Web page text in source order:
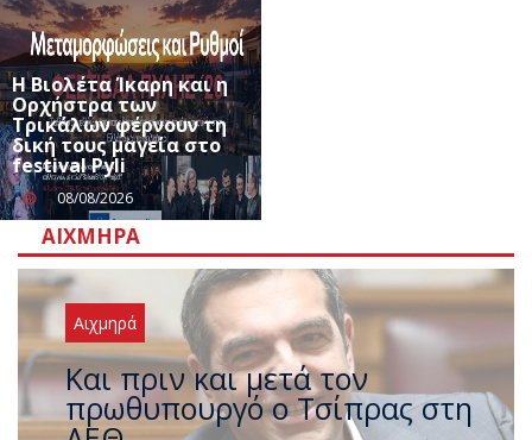
Η Βιολέτα Ίκαρη και η
Ορχήστρα των
Τρικάλων φέρνουν τη
δική τους μαγεία στο
festival Pyli
08/08/2026
ΑΙΧΜΗΡΆ
Αιχμηρά
Έρχεται νέο ισχυρό κύμα
ζέστης με 40 βαθμούς Κελσίου